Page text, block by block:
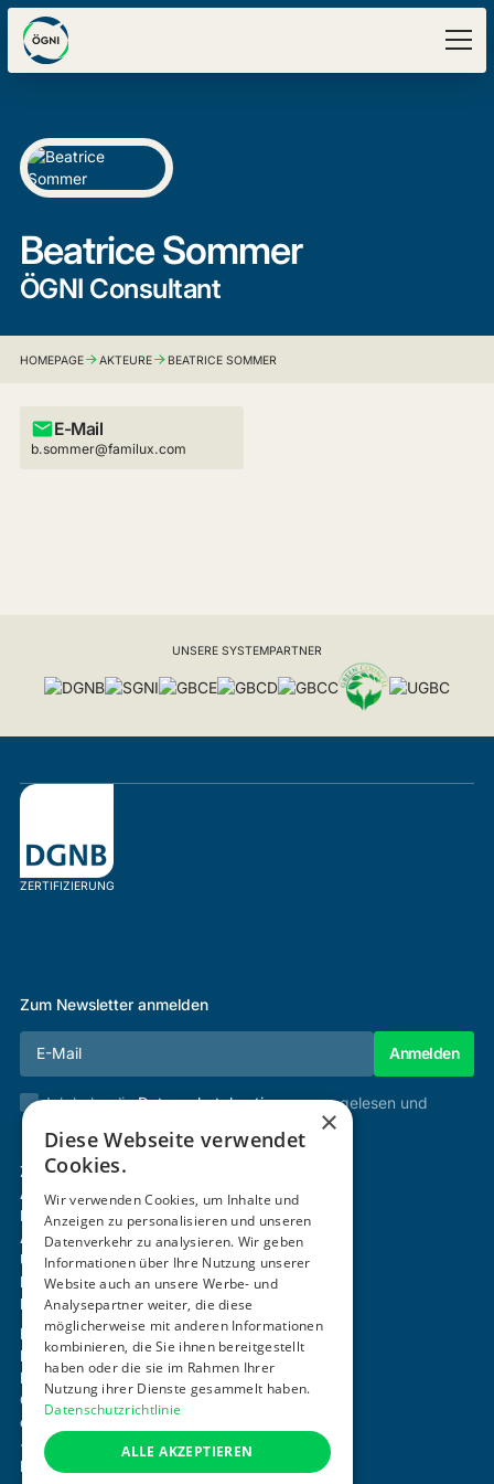
Beatrice Sommer
ÖGNI Consultant
HOMEPAGE AKTEURE BEATRICE SOMMER
E-Mail
b.sommer@familux.com
UNSERE SYSTEMPARTNER
ZERTIFIZIERUNG
Zum Newsletter anmelden
Ich habe dieDatenschutzbestimmungengelesen und
Zertifizierung & Verifikation
Akademie
Mitgliedschaft
Aktivitäten
Über uns
Login
Kontakt
Impressum
Datenschutz
Barrierefreiheitserklärung
Cookie-Einstellungen anpassen
office@ogni.at
+43 664 15 63 507
Mayerhofgasse 1 / 22, 1040 Wien
×
Diese Webseite verwendet
Cookies.
Wir verwenden Cookies, um Inhalte und
Anzeigen zu personalisieren und unseren
Datenverkehr zu analysieren. Wir geben
Informationen über Ihre Nutzung unserer
Website auch an unsere Werbe- und
Analysepartner weiter, die diese
möglicherweise mit anderen Informationen
kombinieren, die Sie ihnen bereitgestellt
haben oder die sie im Rahmen Ihrer
Nutzung ihrer Dienste gesammelt haben.
Datenschutzrichtlinie
ALLE AKZEPTIEREN